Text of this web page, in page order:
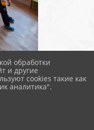
обработки
и другие
cookies такие как
аналитика".